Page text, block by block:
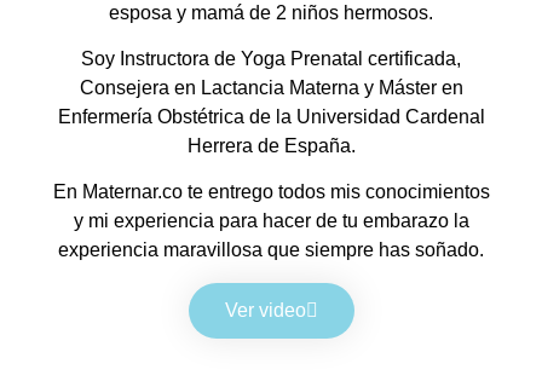
esposa y mamá de 2 niños hermosos.
Soy Instructora de Yoga Prenatal certificada,
Consejera en Lactancia Materna y Máster en
Enfermería Obstétrica de la Universidad Cardenal
Herrera de España.
En Maternar.co te entrego todos mis conocimientos
y mi experiencia para hacer de tu embarazo la
experiencia maravillosa que siempre has soñado.
Ver video